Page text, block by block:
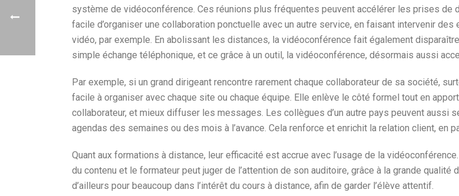
système de vidéoconférence. Ces réunions plus fréquentes peuvent accélérer les prises
facile d’organiser une collaboration ponctuelle avec un autre service, en faisant intervenir
vidéo, par exemple. En abolissant les distances, la vidéoconférence fait également
simple échange téléphonique, et ce grâce à un outil, la vidéoconférence, désormais aussi
Par exemple, si un grand dirigeant rencontre rarement chaque collaborateur de sa société,
facile à organiser avec chaque site ou chaque équipe. Elle enlève le côté formel tout en
collaborateur, et mieux diffuser les messages. Les collègues d’un autre pays peuvent aussi
agendas des semaines ou des mois à l’avance. Cela renforce et enrichit la relation client, en
Quant aux formations à distance, leur efficacité est accrue avec l’usage de la
du contenu et le formateur peut juger de l’attention de son auditoire, grâce à la grande
d’ailleurs pour beaucoup dans l’intérêt du cours à distance, afin de garder l’élève attentif.